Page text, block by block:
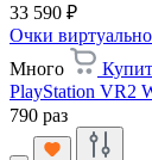
33 590 ₽
Очки
Много
PlayStation VR2
790 раз